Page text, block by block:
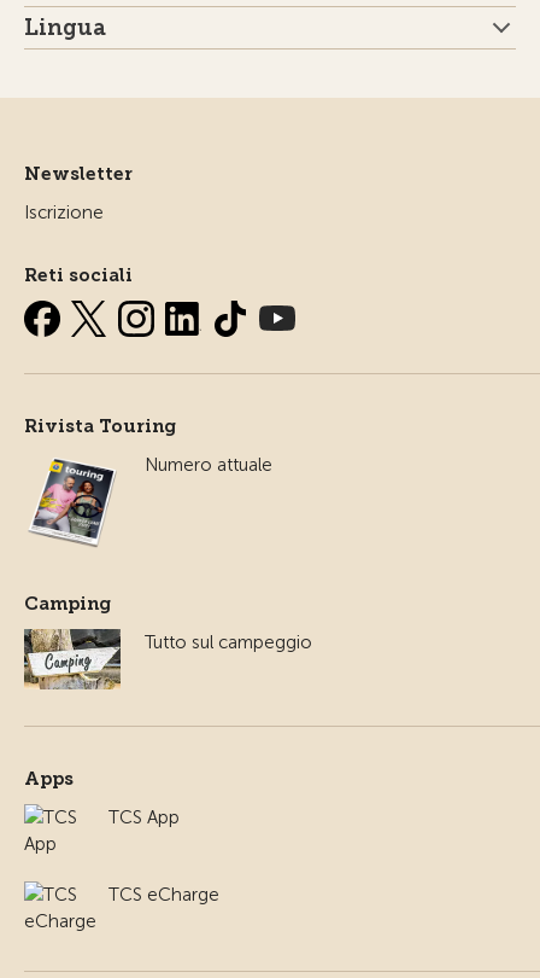
Lingua
Newsletter
Iscrizione
Reti sociali
Rivista Touring
Numero attuale
Camping
Tutto sul campeggio
Apps
TCS App
TCS eCharge